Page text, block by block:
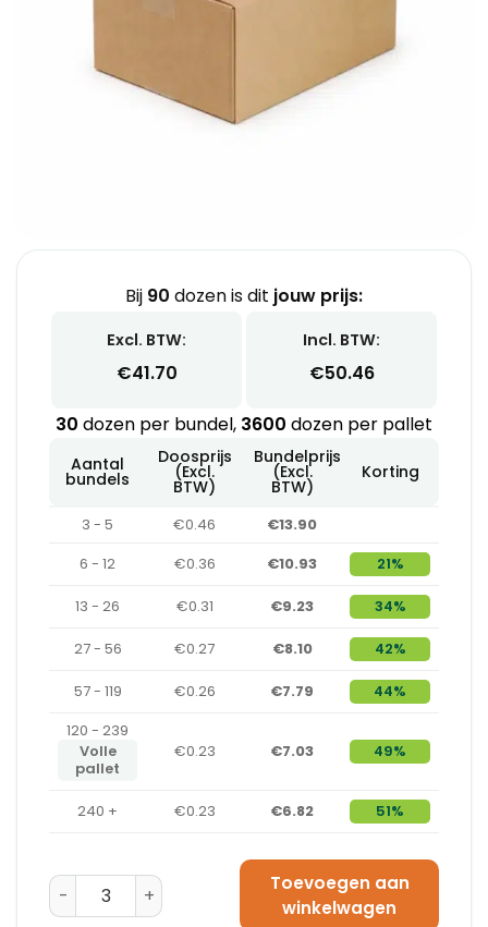
Bij 90 dozen is dit jouw prijs:
Excl. BTW:
€41.70
Incl. BTW:
€50.46
30 dozen per bundel, 3600 dozen per pallet
Aantal
bundels
Doosprijs
(Excl.
BTW)
Bundelprijs
(Excl.
BTW)
Korting
3 - 5 €0.46
€13.90
6 - 12
€0.36 €10.93 21%
13 - 26 €0.31 €9.23 34%
27 - 56 €0.27 €8.10 42%
57 - 119 €0.26 €7.79
44%
120 - 239
Volle
pallet
€0.23 €7.03 49%
240 + €0.23 €6.82 51%
Amerikaanse Vouwdoos 180 x 130 x 120 - B-Golf
Toevoegen aan
winkelwagen